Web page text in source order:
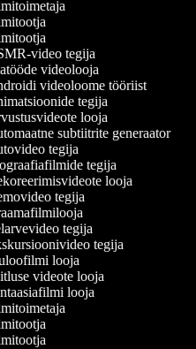
video tegija
videolooja
videoloome tööriist
tegija
looja
subtiitrite generaator
tegija
tegija
looja
tegija
tegija
tegija
looja
videote looja
looja